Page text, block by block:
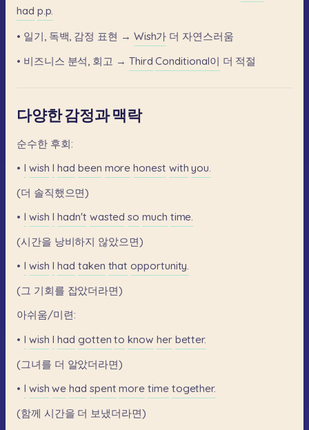
had p.p.
• 일기, 독백, 감정 표현 → Wish가 더 자연스러움
• 비즈니스 분석, 회고 → Third Conditional이 더 적절
다양한 감정과 맥락
순수한 후회:
• I wish I had been more honest with you.
(더 솔직했으면)
• I wish I hadn't wasted so much time.
(시간을 낭비하지 않았으면)
• I wish I had taken that opportunity.
(그 기회를 잡았더라면)
아쉬움/미련:
• I wish I had gotten to know her better.
(그녀를 더 알았더라면)
• I wish we had spent more time together.
(함께 시간을 더 보냈더라면)